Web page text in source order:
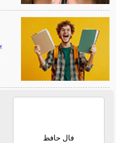
فال حافظ